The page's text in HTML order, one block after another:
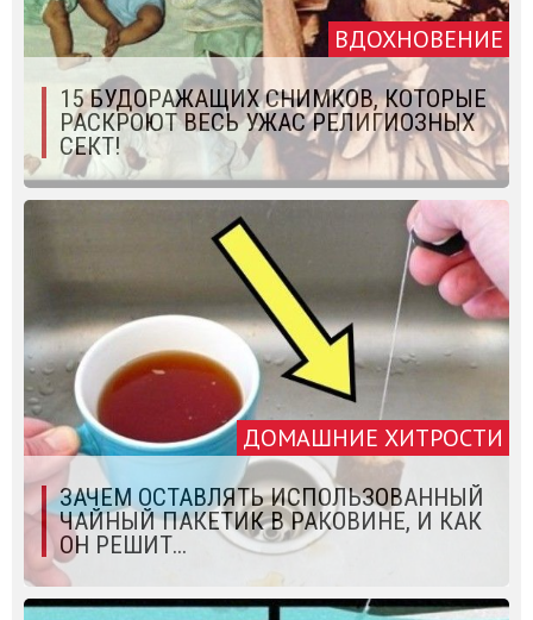
ВДОХНОВЕНИЕ
15 БУДОРАЖАЩИХ СНИМКОВ, КОТОРЫЕ
РАСКРОЮТ ВЕСЬ УЖАС РЕЛИГИОЗНЫХ
СЕКТ!
ДОМАШНИЕ ХИТРОСТИ
ЗАЧЕМ ОСТАВЛЯТЬ ИСПОЛЬЗОВАННЫЙ
ЧАЙНЫЙ ПАКЕТИК В РАКОВИНЕ, И КАК
ОН РЕШИТ...